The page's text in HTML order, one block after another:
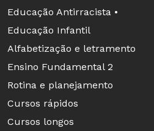
Educação Antirracista •
Educação Infantil
Alfabetização e letramento
Ensino Fundamental 2
Rotina e planejamento
Cursos rápidos
Cursos longos